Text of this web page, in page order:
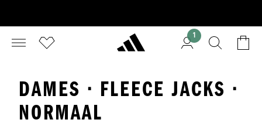
1
DAMES · FLEECE JACKS ·
NORMAAL